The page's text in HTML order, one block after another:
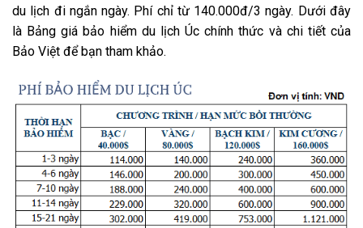
du lịch đi ngắn ngày. Phí chỉ từ 140.000đ/3 ngày. Dưới đây
là Bảng giá bảo hiểm du lịch Úc chính thức và chi tiết của
Bảo Việt để bạn tham khảo.